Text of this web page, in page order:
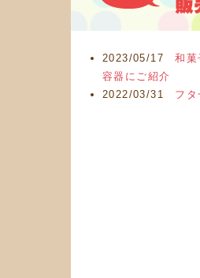
2023/05/17和菓
容器にご紹介
2022/03/31 フ